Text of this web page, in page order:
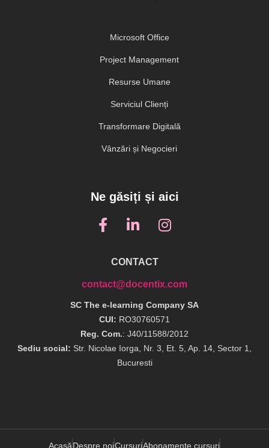
Microsoft Office
Project Management
Resurse Umane
Serviciul Clienți
Transformare Digitală
Vânzări și Negocieri
Ne găsiți și aici
CONTACT
contact@docentix.com
SC The e-learning Company SA
CUI: RO30760571
Reg. Com.: J40/11588/2012
Sediu social: Str. Nicolae Iorga, Nr. 3, Et. 5, Ap. 14, Sector 1,
Bucuresti
AcasăDespre noiCursuriAbonamente cursuri